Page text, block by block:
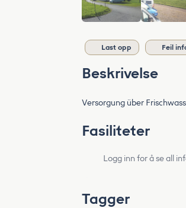
Last opp Feil
Beskrivelse
Versorgung über
Fasiliteter
Logg inn for å se all
Tagger